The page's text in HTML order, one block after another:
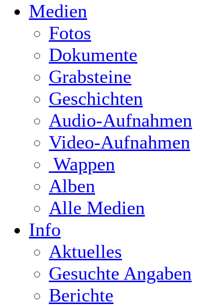
Medien
Fotos
Dokumente
Grabsteine
Geschichten
Audio-Aufnahmen
Video-Aufnahmen
Wappen
Alben
Alle Medien
Info
Aktuelles
Gesuchte Angaben
Berichte